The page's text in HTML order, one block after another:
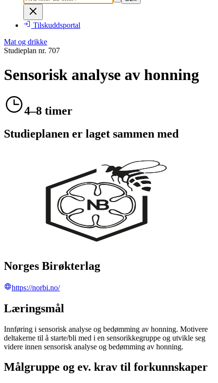
Tilskuddsportal
Mat og drikke
Studieplan nr. 707
Sensorisk analyse av honning
4–8 timer
Studieplanen er laget sammen med
Norges Birøkterlag
https://norbi.no/
Læringsmål
Innføring i sensorisk analyse og bedømming av honning. Motivere
deltakerne til å starte/bli med i en sensorikkegruppe og utvikle seg
videre innen sensorisk analyse og bedømming av honning.
Målgruppe og ev. krav til forkunnskaper